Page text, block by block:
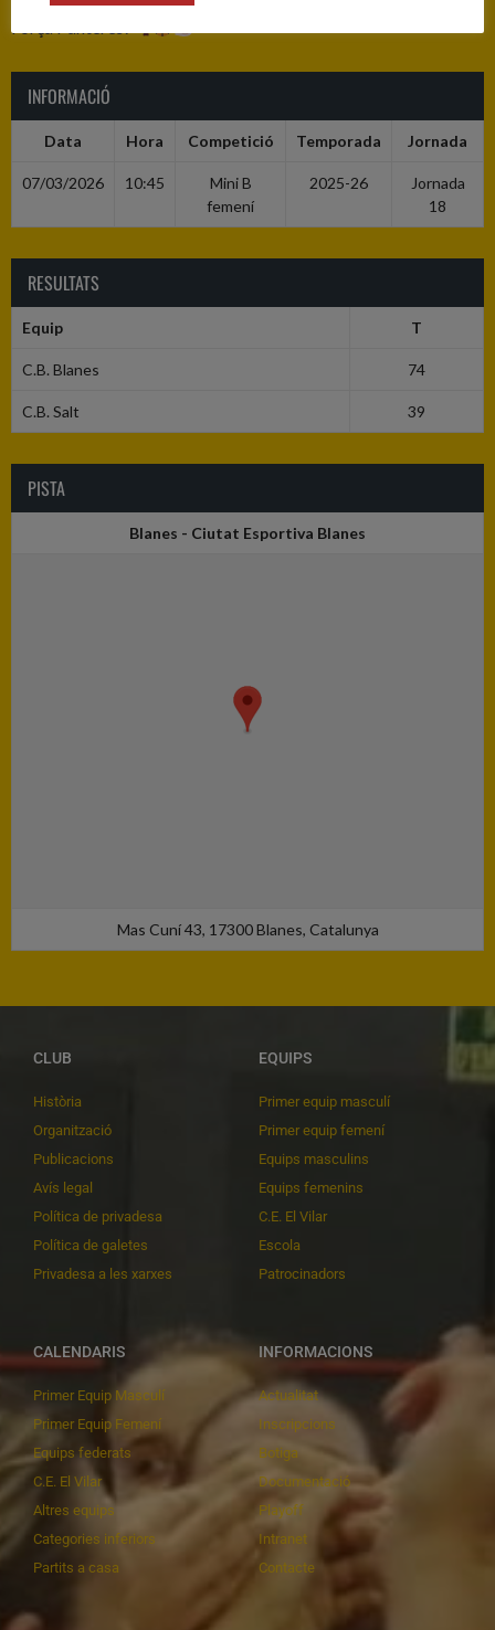
Força Panteres!
INFORMACIÓ
Data Hora Competició Temporada Jornada
07/03/2026 10:45
Mini B
femení
2025-26
Jornada
18
RESULTATS
Equip T
C.B. Blanes 74
C.B. Salt 39
PISTA
Blanes - Ciutat Esportiva Blanes
Mas Cuní 43, 17300 Blanes, Catalunya
CLUB
Història
Organització
Publicacions
Avís legal
Política de privadesa
Política de galetes
Privadesa a les xarxes
EQUIPS
Primer equip masculí
Primer equip femení
Equips masculins
Equips femenins
C.E. El Vilar
Escola
Patrocinadors
CALENDARIS
Primer Equip Masculí
Primer Equip Femení
Equips federats
C.E. El Vilar
Altres equips
Categories inferiors
Partits a casa
INFORMACIONS
Actualitat
Inscripcions
Botiga
Documentació
Playoff
Intranet
Contacte